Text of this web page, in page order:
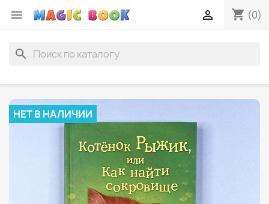
 shopping_cart (0)

search
НЕТ В НАЛИЧИИ